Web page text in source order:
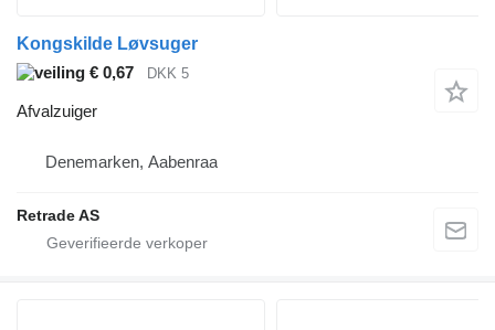
Kongskilde Løvsuger
€ 0,67
DKK 5
Afvalzuiger
Denemarken, Aabenraa
Retrade AS